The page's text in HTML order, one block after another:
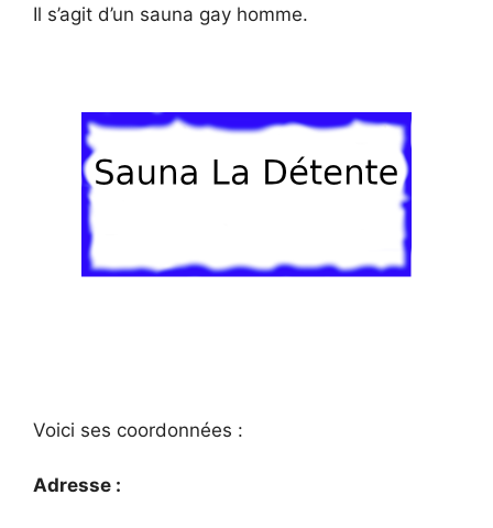
Il s’agit d’un sauna gay homme.
Voici ses coordonnées :
Adresse :